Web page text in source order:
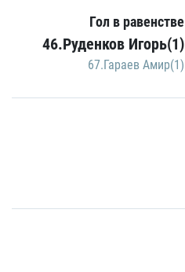
Гол в равенстве
46.Руденков Игорь(1)
67.Гараев Амир(1)